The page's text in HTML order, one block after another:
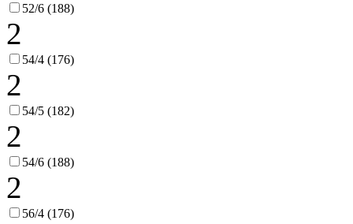
52/6 (188)
2
54/4 (176)
2
54/5 (182)
2
54/6 (188)
2
56/4 (176)